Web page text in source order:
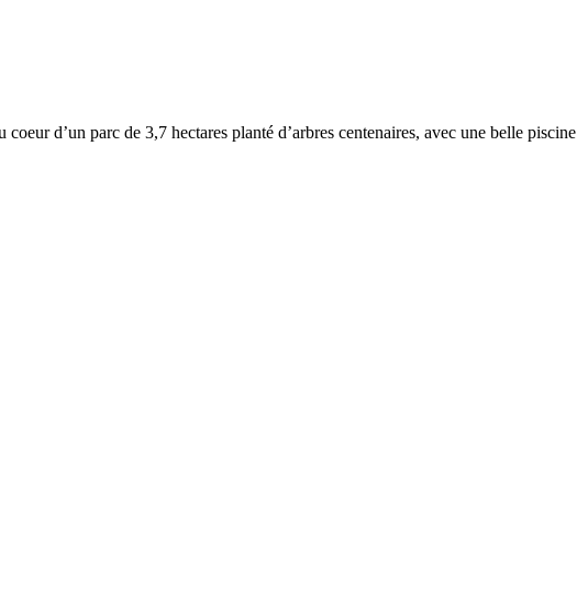
d’un parc de 3,7 hectares planté d’arbres centenaires, avec une belle piscine